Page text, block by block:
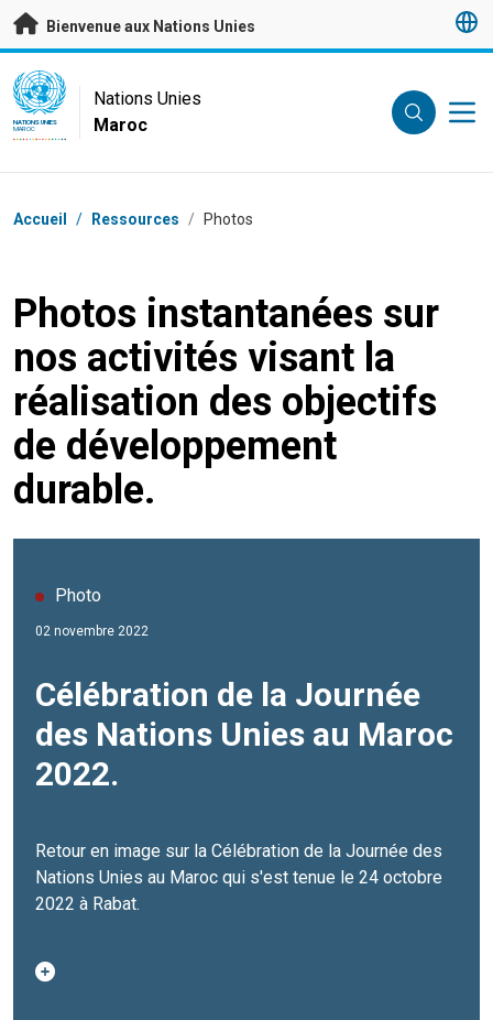
Passer au contenu principal
Bienvenue aux Nations Unies
UN Logo
NATIONS UNIES
MAROC
Nations Unies
Maroc
Fil d'Ariane
Accueil / Ressources / Photos
Photos instantanées sur
nos activités visant la
réalisation des objectifs
de développement
durable.
Photo
02 novembre 2022
Célébration de la Journée
des Nations Unies au Maroc
2022.
Retour en image sur la Célébration de la Journée des
Nations Unies au Maroc qui s'est tenue le 24 octobre
2022 à Rabat.